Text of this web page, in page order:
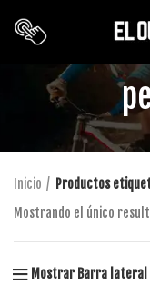
Inicio
Productos
Mostrando el único
Mostrar Barra lateral